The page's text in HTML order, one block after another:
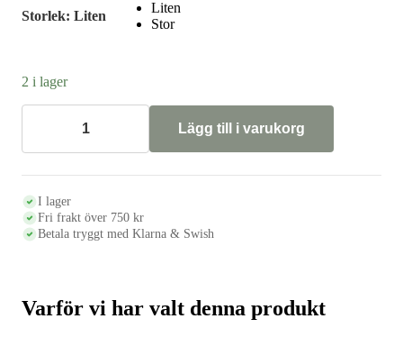
Storlek: Liten
Liten
Stor
2 i lager
med
vit
mängd
Lägg till i varukorg
I lager
Fri frakt över 750 kr
Betala tryggt med Klarna & Swish
Varför vi har valt denna produkt